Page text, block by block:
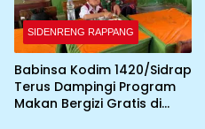
SIDENRENG RAPPANG
Babinsa Kodim 1420/Sidrap
Terus Dampingi Program
Makan Bergizi Gratis di